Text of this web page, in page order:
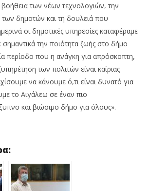
βοήθεια των νέων τεχνολογιών, την
δημοτών και τη δουλειά που
οι δημοτικές υπηρεσίες καταφέραμε
την ποιότητα ζωής στο δήμο
περίοδο που η ανάγκη για απρόσκοπτη,
των πολιτών είναι καίριας
να κάνουμε ό,τι είναι δυνατό για
το Αιγάλεω σε έναν πιο
και βιώσιμο δήμο για όλους».